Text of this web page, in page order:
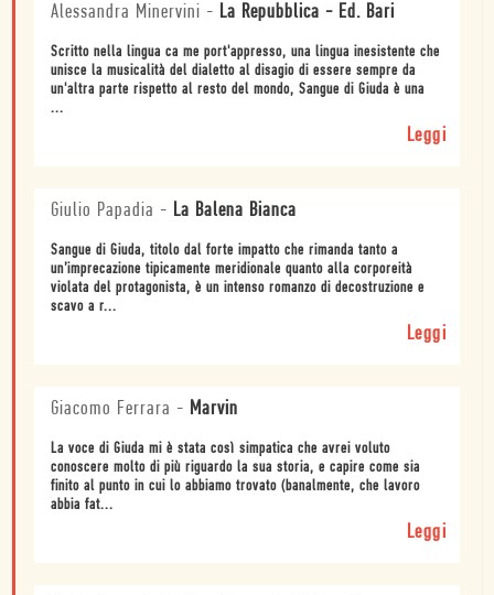
Alessandra Minervini - La Repubblica - Ed. Bari
Scritto nella lingua ca me port'appresso, una lingua inesistente che
unisce la musicalità del dialetto al disagio di essere sempre da
un'altra parte rispetto al resto del mondo, Sangue di Giuda è una
...
Leggi
Giulio Papadia - La Balena Bianca
Sangue di Giuda, titolo dal forte impatto che rimanda tanto a
un’imprecazione tipicamente meridionale quanto alla corporeità
violata del protagonista, è un intenso romanzo di decostruzione e
scavo a r...
Leggi
Giacomo Ferrara - Marvin
La voce di Giuda mi è stata così simpatica che avrei voluto
conoscere molto di più riguardo la sua storia, e capire come sia
finito al punto in cui lo abbiamo trovato (banalmente, che lavoro
abbia fat...
Leggi